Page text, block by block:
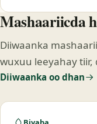
Mashaariicda
Diiwaanka
wuxuu leeyahay tiir,
Diiwaanka oo dhan